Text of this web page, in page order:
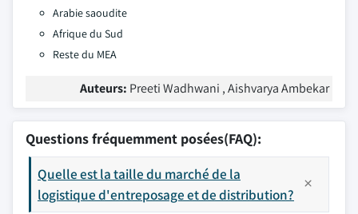
Arabie saoudite
Afrique du Sud
Reste du MEA
Auteurs: Preeti Wadhwani , Aishvarya Ambekar
Questions fréquemment posées(FAQ):
Quelle est la taille du marché de la
logistique d'entreposage et de distribution?